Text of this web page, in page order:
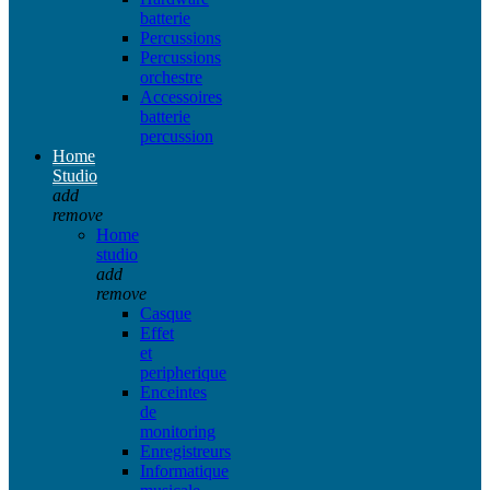
batterie
Percussions
Percussions
orchestre
Accessoires
batterie
percussion
Home
Studio
add
remove
Home
studio
add
remove
Casque
Effet
et
peripherique
Enceintes
de
monitoring
Enregistreurs
Informatique